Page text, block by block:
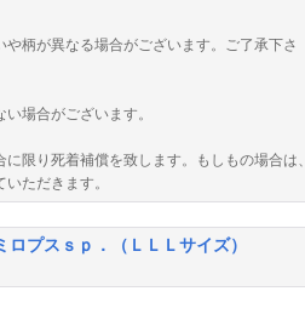
柄が異なる場合がございます。ご了承下さ
場合がございます。
限り死着補償を致します。もしもの場合は、
ただきます。
プスｓｐ．（ＬＬＬサイズ）